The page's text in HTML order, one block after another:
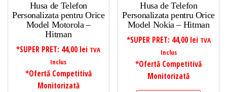
Husa de Telefon
Personalizata pentru Orice
Model Motorola –
Hitman
*SUPER PRET: 44,00 lei TVA
Inclus
*Ofertă Competitivă
Monitorizată
Husa de Telefon
Personalizata pentru Orice
Model Nokia – Hitman
*SUPER PRET: 44,00 lei TVA
Inclus
*Ofertă Competitivă
Monitorizată